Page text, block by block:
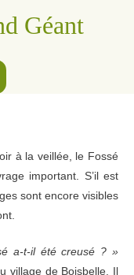
Géant
à la veillée, le Fossé
important. S’il est
sont encore visibles
a-t-il été creusé ? »
village de Boisbelle. Il